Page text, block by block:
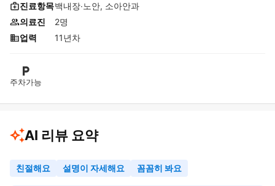
진료항목백내장∙노안, 소아안과
의료진
2명
업력
11년차
주차가능
AI 리뷰 요약
친절해요 설명이 자세해요 꼼꼼히 봐요